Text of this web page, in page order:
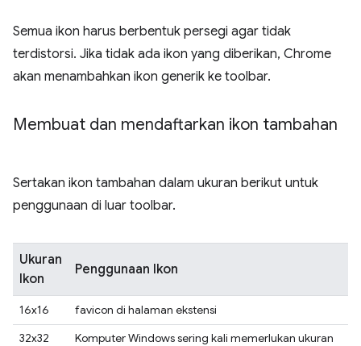
Semua ikon harus berbentuk persegi agar tidak
terdistorsi. Jika tidak ada ikon yang diberikan, Chrome
akan menambahkan ikon generik ke toolbar.
Membuat dan mendaftarkan ikon tambahan
Sertakan ikon tambahan dalam ukuran berikut untuk
penggunaan di luar toolbar.
Ukuran
Ikon
Penggunaan Ikon
16x16
favicon di halaman ekstensi
32x32
Komputer Windows sering kali memerlukan ukuran